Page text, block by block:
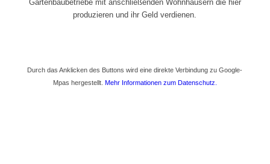
Gartenbaubetriebe mit anschließenden Wohnhäusern die hier
produzieren und ihr Geld verdienen.
Durch das Anklicken des Buttons wird eine direkte Verbindung zu Google-
Mpas hergestellt. Mehr Informationen zum Datenschutz.